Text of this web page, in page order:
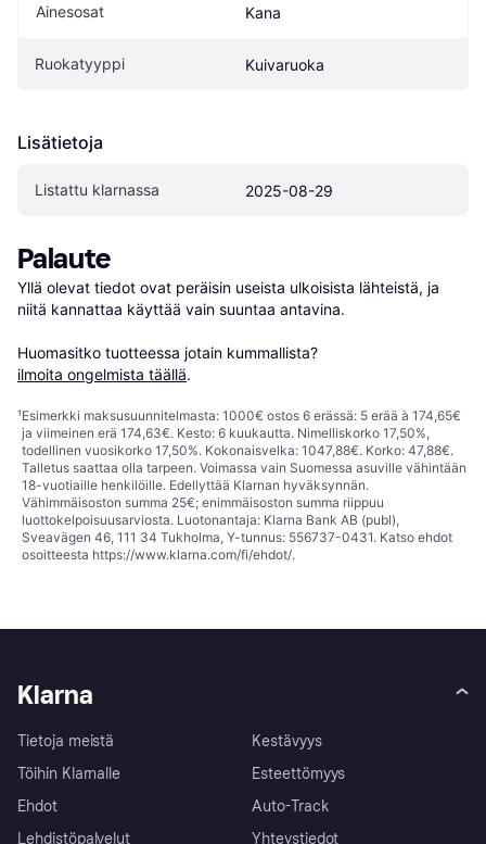
Ainesosat Kana
Ruokatyyppi Kuivaruoka
Lisätietoja
Listattu klarnassa 2025-08-29
Palaute
Yllä olevat tiedot ovat peräisin useista ulkoisista lähteistä, ja
niitä kannattaa käyttää vain suuntaa antavina.
Huomasitko tuotteessa jotain kummallista?
ilmoita ongelmista täällä.
¹Esimerkki maksusuunnitelmasta: 1000€ ostos 6 erässä: 5 erää à 174,65€
ja viimeinen erä 174,63€. Kesto: 6 kuukautta. Nimelliskorko 17,50%,
todellinen vuosikorko 17,50%. Kokonaisvelka: 1047,88€. Korko: 47,88€.
Talletus saattaa olla tarpeen. Voimassa vain Suomessa asuville vähintään
18-vuotiaille henkilöille. Edellyttää Klarnan hyväksynnän.
Vähimmäisoston summa 25€; enimmäisoston summa riippuu
luottokelpoisuusarviosta. Luotonantaja: Klarna Bank AB (publ),
Sveavägen 46, 111 34 Tukholma, Y-tunnus: 556737-0431. Katso ehdot
osoitteesta https://www.klarna.com/fi/ehdot/.
Klarna
Tietoja meistä
Töihin Klarnalle
Ehdot
Lehdistöpalvelut
Kestävyys
Esteettömyys
Auto-Track
Yhteystiedot